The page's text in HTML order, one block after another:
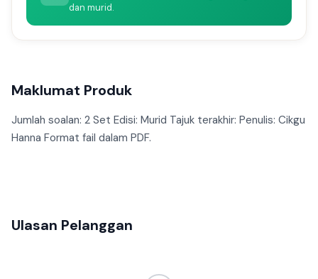
dan murid.
Maklumat Produk
Jumlah soalan: 2 Set Edisi: Murid Tajuk terakhir: Penulis: Cikgu
Hanna Format fail dalam PDF.
Ulasan Pelanggan